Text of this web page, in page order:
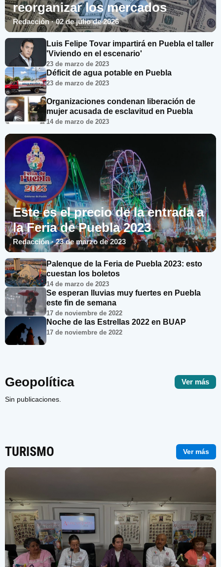
reorganizar los mercados
Redacción · 02 de julio de 2026
Luis Felipe Tovar impartirá en Puebla el taller
'Viviendo en el escenario'
23 de marzo de 2023
Déficit de agua potable en Puebla
23 de marzo de 2023
Organizaciones condenan liberación de
mujer acusada de esclavitud en Puebla
14 de marzo de 2023
Este es el precio de la entrada a
la Feria de Puebla 2023
Redacción · 23 de marzo de 2023
Palenque de la Feria de Puebla 2023: esto
cuestan los boletos
14 de marzo de 2023
Se esperan lluvias muy fuertes en Puebla
este fin de semana
17 de noviembre de 2022
Noche de las Estrellas 2022 en BUAP
17 de noviembre de 2022
Geopolítica Ver más
Sin publicaciones.
TURISMO Ver más